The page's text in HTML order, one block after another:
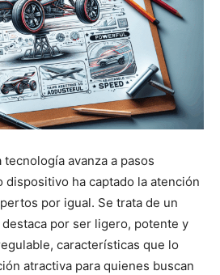
avanza a pasos
dispositivo ha captado la atención
por igual. Se trata de un
por ser ligero, potente y
características que lo
atractiva para quienes buscan